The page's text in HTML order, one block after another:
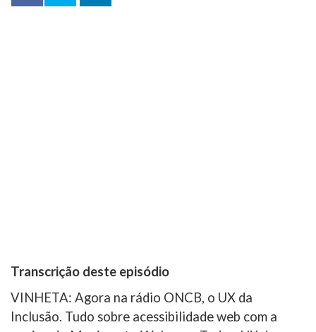
Transcrição deste episódio
VINHETA: Agora na rádio ONCB, o UX da
Inclusão. Tudo sobre acessibilidade web com a